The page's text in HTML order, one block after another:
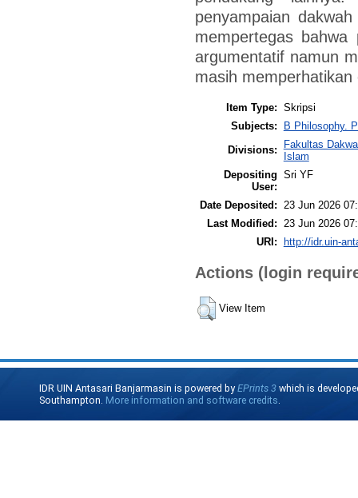
penyampaian
mempertegas bahwa
argumentatif namun
masih
Item Type: Skripsi
Subjects:
B Philosophy.
Divisions:
Fakultas
Islam
Depositing
User:
Sri YF
Date Deposited:
23 Jun 2026
Last Modified:
23 Jun 2026
URI: http://idr.uin-
Actions (login
View Item
IDR UIN Antasari Banjarmasin is powered byEPrints 3 which is
Southampton. More information and software credits.